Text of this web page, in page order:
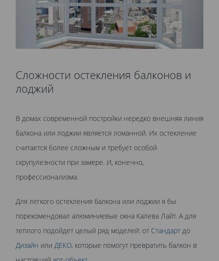
Сложности остекления балконов и
лоджий
В домах современной постройки нередко внешняя линия
балкона или лоджии является ломанной. Их остекление
считается более сложным и требует особой
скрупулезности при замере. И, конечно,
профессионализма.
Для легкого остекления балкона или лоджии я бы
порекомендовал алюминиевые окна Калева Лайт. А для
теплого подойдет целый ряд моделей: от Стандарт до
Дизайн или ДЕКО, которые помогут превратить балкон в